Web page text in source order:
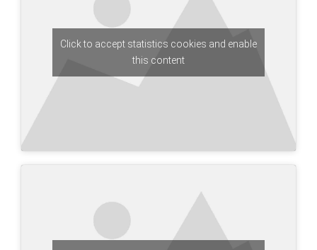
Click to accept statistics cookies and enable
this content